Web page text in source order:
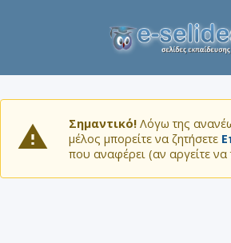
Σημαντικό! Λόγω της
μέλος μπορείτε να ζητήσετε
που αναφέρει (αν αργείτε να